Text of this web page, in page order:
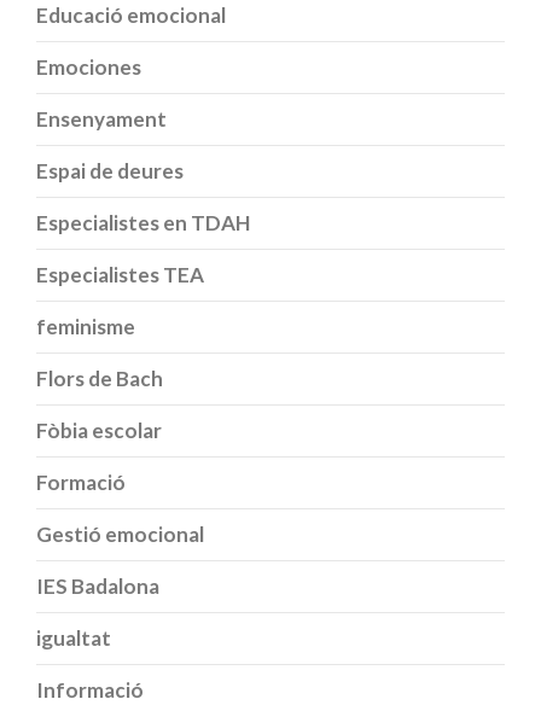
Educació emocional
Emociones
Ensenyament
Espai de deures
Especialistes en TDAH
Especialistes TEA
feminisme
Flors de Bach
Fòbia escolar
Formació
Gestió emocional
IES Badalona
igualtat
Informació